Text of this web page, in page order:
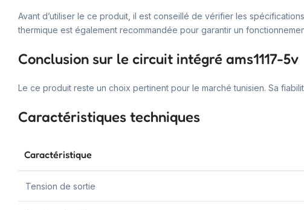
Avant d’utiliser le ce produit, il est conseillé de vérifier les
thermique est également recommandée pour garantir un
Conclusion sur le circuit intégré ams1117-5v
Le ce produit reste un choix pertinent pour le marché tunisien. Sa
Caractéristiques techniques
Caractéristique
Tension de sortie